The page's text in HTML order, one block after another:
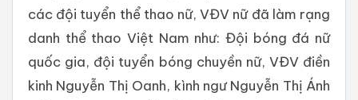
các đội tuyển thể thao nữ, VĐV nữ đã làm rạng
danh thể thao Việt Nam như: Đội bóng đá nữ
quốc gia, đội tuyển bóng chuyền nữ, VĐV điền
kinh Nguyễn Thị Oanh, kình ngư Nguyễn Thị Ánh